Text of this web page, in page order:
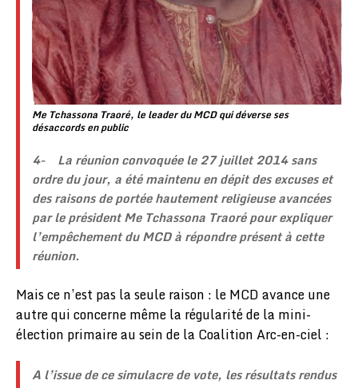
Me Tchassona Traoré, le leader du MCD qui déverse ses
désaccords en public
4- La réunion convoquée le 27 juillet 2014 sans
ordre du jour, a été maintenu en dépit des excuses et
des raisons de portée hautement religieuse avancées
par le président Me Tchassona Traoré pour expliquer
l’empêchement du MCD à répondre présent à cette
réunion.
Mais ce n’est pas la seule raison : le MCD avance une
autre qui concerne même la régularité de la mini-
élection primaire au sein de la Coalition Arc-en-ciel :
A l’issue de ce simulacre de vote, les résultats rendus